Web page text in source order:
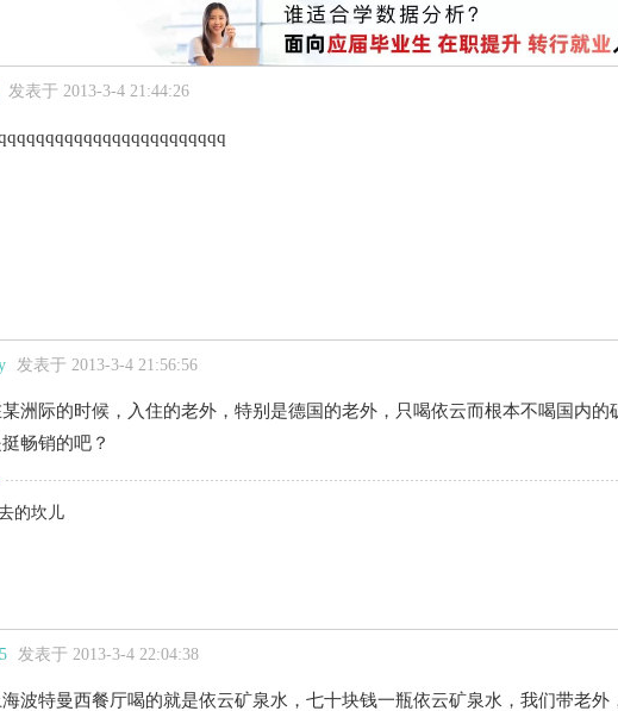
发表于 2013-3-4 21:44:26
发表于 2013-3-4 21:56:56
洲际的时候，入住的老外，特别是德国的老外，只喝依云而根本不喝国内的
畅销的吧？
的坎儿
发表于 2013-3-4 22:04:38
海波特曼西餐厅喝的就是依云矿泉水，七十块钱一瓶依云矿泉水，我们带老